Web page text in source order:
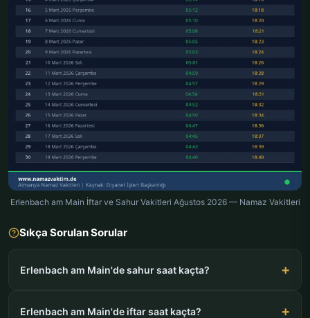
Erlenbach am Main İftar ve Sahur Vakitleri Ağustos 2026 — Namaz Vakitleri
Sıkça Sorulan Sorular
Erlenbach am Main'de sahur saat kaçta?
Erlenbach am Main'de iftar saat kaçta?